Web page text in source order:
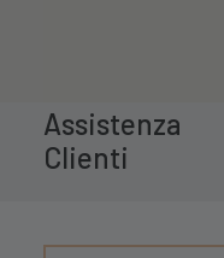
Assistenza
Clienti